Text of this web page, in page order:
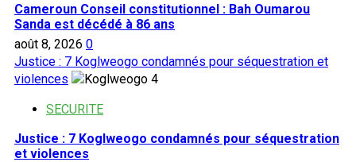
Cameroun Conseil constitutionnel : Bah Oumarou
Sanda est décédé à 86 ans
août 8, 2026 0
Justice : 7 Koglweogo condamnés pour séquestration et
violences
4
SECURITE
Justice : 7 Koglweogo condamnés pour séquestration
et violences